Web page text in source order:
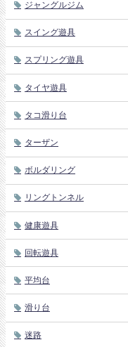
ジャングルジム
スイング遊具
スプリング遊具
タイヤ遊具
タコ滑り台
ターザン
ボルダリング
リングトンネル
健康遊具
回転遊具
平均台
滑り台
迷路